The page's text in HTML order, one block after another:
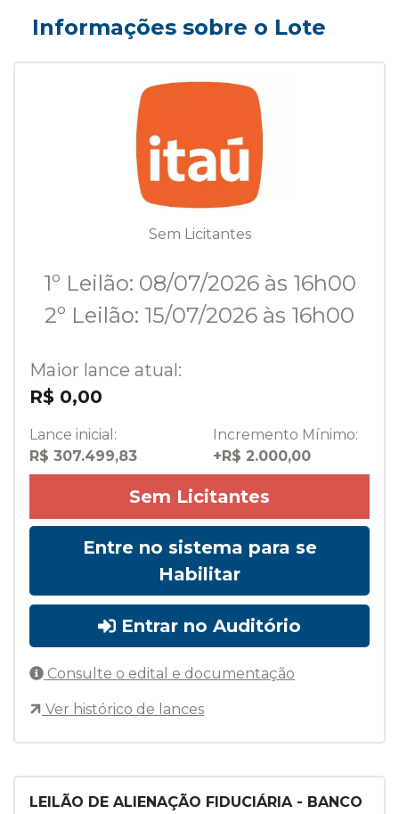
Informações sobre o Lote
LEILÃO DE ALIENAÇÃO FIDUCIÁRIA - BANCO
Sem Licitantes
1º Leilão: 08/07/2026 às 16h00
2º Leilão: 15/07/2026 às 16h00
Maior lance atual:
R$ 0,00
Lance inicial:
R$ 307.499,83
Incremento Mínimo:
+R$ 2.000,00
Sem Licitantes
Entre no sistema para se
Habilitar
Entrar no Auditório
Consulte o edital e documentação
Ver histórico de lances